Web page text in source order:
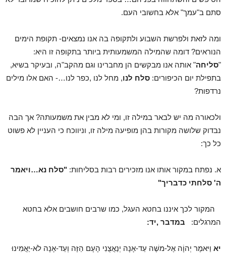
סתם ב"עמך" אלא בחשובי העם.
ומה לזאת ולפרשת השבוע ולתקופה בה אנו נמצאים- תקופת הימים
הנוראים? דומה שהמילה המשמעותית ביותר בתקופה זו היא:
"סליחה" אותה אנו מבקשים הן מחברינו וגם מהקב"ה, ובעיקר בשיא,
בתפילת יום הכיפורים: סלח לנו, מחל לנו ,כפר לנו…- האם אלו מילים
נרדפות?
ולכאורה מה יש לבאר במילה זו, ומי לא מבין את משמעותה? אך הבה
נבדוק שלושה מקורות בהן מופיעה מילה זו, וניווכח כי העניין לא פשוט
כל כך:
א. נפתח במקור אותו אנו מזכירים רבות בסליחות: "סלח נא…ויאמר
ה' סלחתי כדבריך"
המקור לכך איננו בחטא העגל, כמו שרבים חושבים אלא בחטא
המרגלים: במדבר ,יד:
יא וַיּאמֶר יְהוָֹה אֶל-משֶׁה עַד-אָנָה יְנַאֲצֻנִי הָעָם הַזֶּה וְעַד-אָנָה לֹא-יַאֲמִינוּ